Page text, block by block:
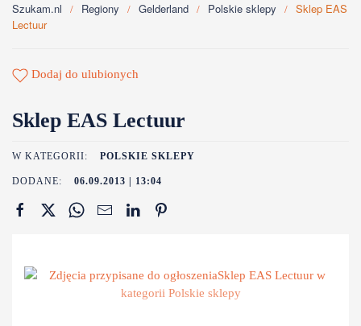
Szukam.nl Regiony Gelderland Polskie sklepy
Sklep EAS
Lectuur
Dodaj do ulubionych
Sklep EAS Lectuur
W KATEGORII: POLSKIE SKLEPY
DODANE: 06.09.2013 | 13:04
Zobacz